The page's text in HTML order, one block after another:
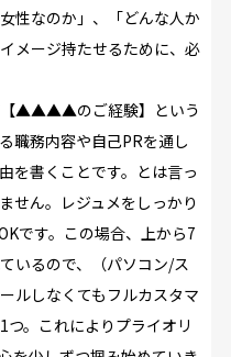
性なのか」、「どんな人か
メージ持たせるために、必
【▲▲▲▲のご経験】という
職務内容や自己PRを通し
を書くことです。とは言っ
せん。レジュメをしっかり
です。この場合、上から7
いるので、（パソコン/ス
ルしなくてもフルカスタマ
。これによりプライオリ